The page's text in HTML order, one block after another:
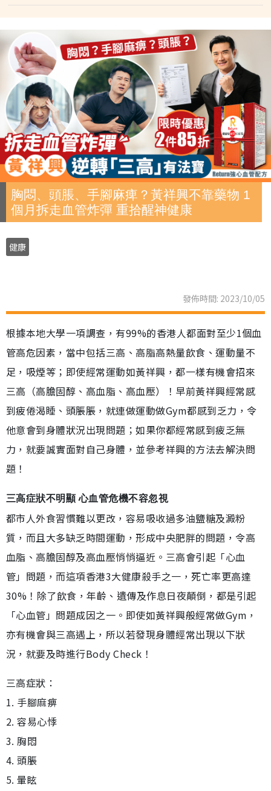
胸悶、頭脹、手腳麻痺？黃祥興不靠藥物 1
個月拆走血管炸彈 重拾醒神健康
健康
發佈時間: 2023/10/05
根據本地大學一項調查，有99%的香港人都面對至少1個血
管高危因素，當中包括三高、高脂高熱量飲食、運動量不
足，吸煙等；即使經常運動如黃祥興，都一樣有機會招來
三高（高膽固醇、高血脂、高血壓）！早前黃祥興經常感
到疲倦渴睡、頭脹脹，就連做運動做Gym都感到乏力，令
他意會到身體狀況出現問題；如果你都經常感到疲乏無
力，就要誠實面對自己身體，並參考祥興的方法去解決問
題！
三高症狀不明顯 心血管危機不容忽視
都市人外食習慣難以更改，容易吸收過多油鹽糖及澱粉
質，而且大多缺乏時間運動，形成中央肥胖的問題，令高
血脂、高膽固醇及高血壓悄悄逼近。三高會引起「心血
管」問題，而這項香港3大健康殺手之一，死亡率更高達
30%！除了飲食，年齡、遺傳及作息日夜顛倒，都是引起
「心血管」問題成因之一。即使如黃祥興般經常做Gym，
亦有機會與三高遇上，所以若發現身體經常出現以下狀
況，就要及時進行Body Check！
三高症狀：
1. 手腳麻痹
2. 容易心悸
3. 胸悶
4. 頭脹
5. 暈眩